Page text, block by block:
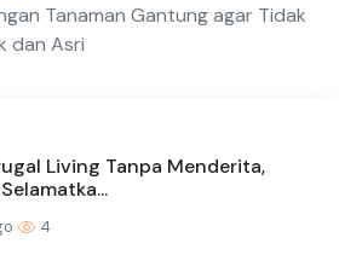
Tanaman Gantung agar Tidak
dan Asri
Living Tanpa Menderita,
4